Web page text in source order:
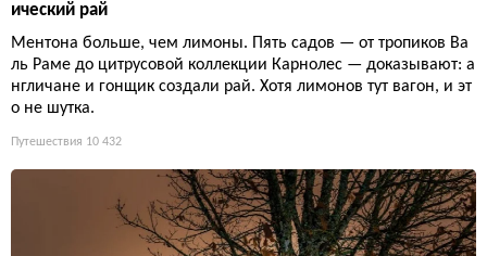
ический рай
Ментона больше, чем лимоны. Пять садов — от тропиков Ва
ль Раме до цитрусовой коллекции Карнолес — доказывают: а
нгличане и гонщик создали рай. Хотя лимонов тут вагон, и эт
о не шутка.
Путешествия 10 432